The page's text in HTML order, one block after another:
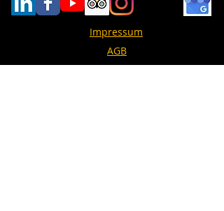
Impressum
AGB
Datenschutz